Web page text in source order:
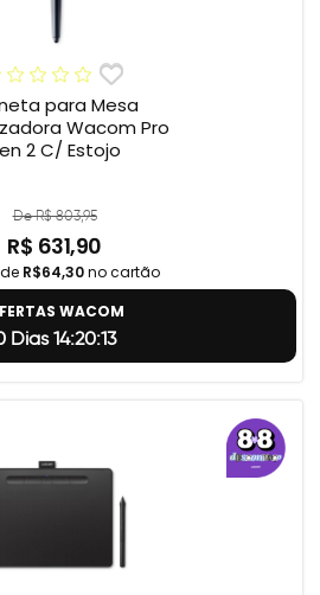
para Mesa
Wacom Pro
2 C/ Estojo
De R$ 803,95
R$ 631,90
R$64,30no cartão
WACOM
Dias 14:20:12